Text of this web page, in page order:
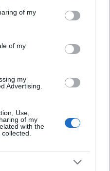
behaviour. You may click to
and its third-party tags to
purposes in below Google
of my
of my
my
Advertising.
Use,
of my
with the
που θα κάνουν
στον δεύτερο. Μέχρι
του πρώτου
ενώ με την 1ΓΒ/2025
Πρακτικά αυτό
να διοριστούν και
πρώτου διαγωνισμού.
επιτυχόντες του